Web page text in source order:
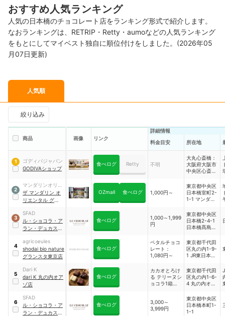
おすすめ人気ランキング
人気の日本橋のチョコレート店をランキング形式で紹介します。
なおランキングは、RETRIP・Retty・aumoなどの人気ランキング
をもとにしてマイベスト独自に順位付けをしました。(2026年05
月07日更新)
人気順
絞り込み
商品 画像 リンク
詳細情報
料金目安
所在地
1
ゴディバジャパン
GODIVAショップ
食べログ Retty 不明
大丸心斎橋：
大阪府大阪市
中央区心斎橋
B1F
2
マンダリンオリエ
ンタル東京
ザ マンダリン オ
リエンタル グルメ
OZmall 食べログ 1,000円～
東京都中央区
日本橋室町2-
1-1 マンダリ
ル東京1F
3
SFAD
ル・ショコラ・ア
ラン・デュカス 日
食べログ
1,000～1,999
円
東京都中央区
日本橋2-4-1
日本橋髙島屋
4
agricoeules
shodai bio nature
グランスタ東京店
食べログ
ペタルチョコ
レート：
1,080円～
東京都千代田
区丸の内1-9-
1 JR東日本東
1階グランス
タ東京 銀の鈴
エリア
5
Dari K
dari K 丸の内オア
ゾ店
食べログ
カカオとろけ
る テリーヌシ
ョコラ1箱：
チョコレート
6粒：2,700円
東京都千代田
区丸の内1-6-
4 丸の内オア
6
SFAD
ル・ショコラ・ア
ラン・デュカス 東
食べログ
3,000～
3,999円
東京都中央区
日本橋本町1-
1-1